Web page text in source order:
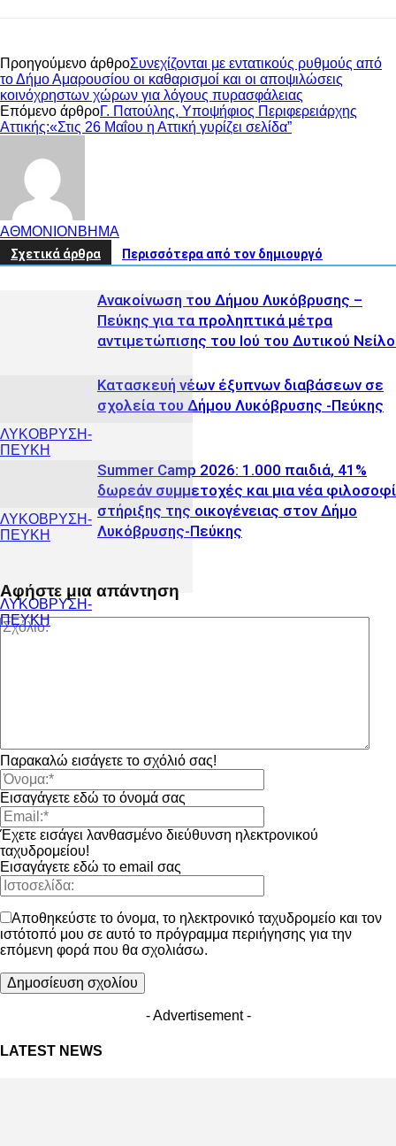
Προηγούμενο άρθροΣυνεχίζονται με εντατικούς ρυθμούς από
το Δήμο Αμαρουσίου οι καθαρισμοί και οι αποψιλώσεις
κοινόχρηστων χώρων για λόγους πυρασφάλειας
Επόμενο άρθροΓ. Πατούλης, Υποψήφιος Περιφερειάρχης
Αττικής:«Στις 26 Μαΐου η Αττική γυρίζει σελίδα”
ΑΘΜΟΝΙΟΝΒΗΜΑ
Σχετικά άρθρα Περισσότερα από τον δημιουργό
ΛΥΚΟΒΡΥΣΗ-
ΠΕΥΚΗ
Ανακοίνωση του Δήμου Λυκόβρυσης –
Πεύκης για τα προληπτικά μέτρα
αντιμετώπισης του Ιού του Δυτικού
ΛΥΚΟΒΡΥΣΗ-
ΠΕΥΚΗ
Κατασκευή νέων έξυπνων διαβάσεων σε
σχολεία του Δήμου Λυκόβρυσης -Πεύκης
ΛΥΚΟΒΡΥΣΗ-
ΠΕΥΚΗ
Summer Camp 2026: 1.000 παιδιά, 41%
δωρεάν συμμετοχές και μια νέα
στήριξης της οικογένειας στον Δήμο
Λυκόβρυσης-Πεύκης
Αφήστε μια απάντηση
Παρακαλώ εισάγετε το σχόλιό σας!
Εισαγάγετε εδώ το όνομά σας
Έχετε εισάγει λανθασμένο διεύθυνση ηλεκτρονικού
ταχυδρομείου!
Εισαγάγετε εδώ το email σας
Αποθηκεύστε το όνομα, το ηλεκτρονικό ταχυδρομείο και τον
ιστότοπό μου σε αυτό το πρόγραμμα περιήγησης για την
επόμενη φορά που θα σχολιάσω.
- Advertisement -
LATEST NEWS